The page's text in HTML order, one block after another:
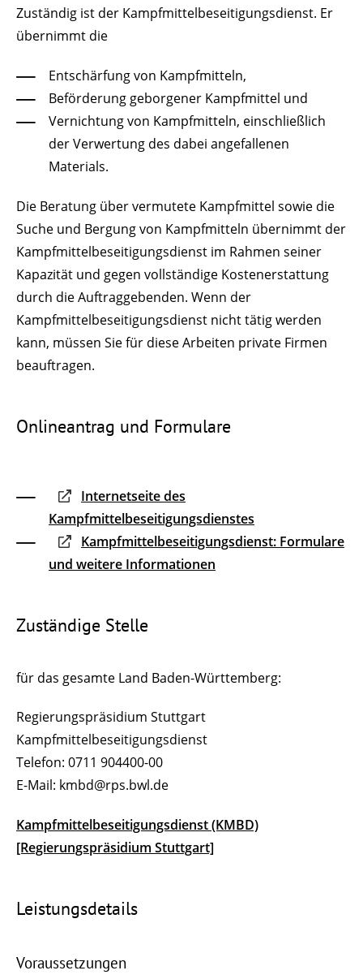
Zuständig ist der Kampfmittelbeseitigungsdienst. Er
übernimmt die
Entschärfung von Kampfmitteln,
Beförderung geborgener Kampfmittel und
Vernichtung von Kampfmitteln, einschließlich
der Verwertung des dabei angefallenen
Materials.
Die Beratung über vermutete Kampfmittel sowie die
Suche und Bergung von Kampfmitteln übernimmt der
Kampfmittelbeseitigungsdienst im Rahmen seiner
Kapazität und gegen vollständige Kostenerstattung
durch die Auftraggebenden. Wenn der
Kampfmittelbeseitigungsdienst nicht tätig werden
kann, müssen Sie für diese Arbeiten private Firmen
beauftragen.
Onlineantrag und Formulare
Internetseite des
Kampfmittelbeseitigungsdienstes
Kampfmittelbeseitigungsdienst: Formulare
und weitere Informationen
Zuständige Stelle
für das gesamte Land Baden-Württemberg:
Regierungspräsidium Stuttgart
Kampfmittelbeseitigungsdienst
Telefon: 0711 904400-00
E-Mail: kmbd@rps.bwl.de
Kampfmittelbeseitigungsdienst (KMBD)
[Regierungspräsidium Stuttgart]
Leistungsdetails
Voraussetzungen